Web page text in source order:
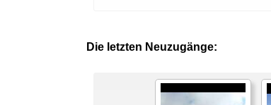
Die letzten Neuzugänge: